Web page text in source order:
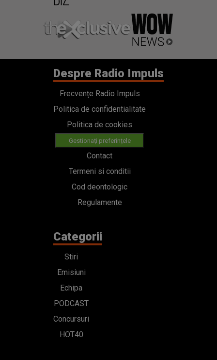
Despre Radio Impuls
Frecvențe Radio Impuls
Politica de confidentialitate
Politica de cookies
Gestionați preferințele
Contact
Termeni si conditii
Cod deontologic
Regulamente
Categorii
Stiri
Emisiuni
Echipa
PODCAST
Concursuri
HOT40